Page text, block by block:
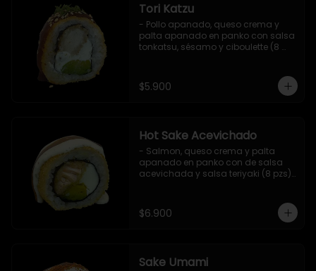
Tori Katzu
- Pollo apanado, queso crema y
palta apanado en panko con salsa
tonkatsu, sésamo y ciboulette (8
$5.900
Hot Sake Acevichado
- Salmon, queso crema y palta
apanado en panko con de salsa
acevichada y salsa teriyaki (8 pzs).
$6.900
Sake Umami